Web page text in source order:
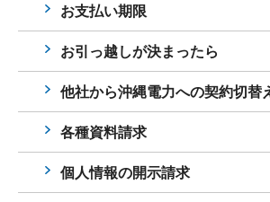
お支払い期限
お引っ越しが決まったら
他社から沖縄電力への契約切替
各種資料請求
個人情報の開示請求